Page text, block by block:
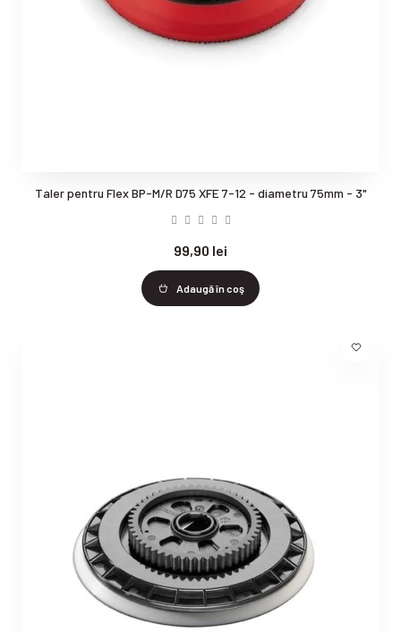
Taler pentru Flex BP-M/R D75 XFE 7-12 - diametru 75mm - 3"
99,90 lei
Adaugă în coş